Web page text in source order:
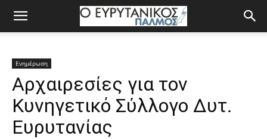
Ενημέρωση
Αρχαιρεσίες για τον
Κυνηγετικό Σύλλογο Δυτ.
Ευρυτανίας